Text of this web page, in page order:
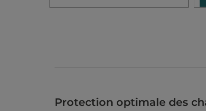
Protection optimale des